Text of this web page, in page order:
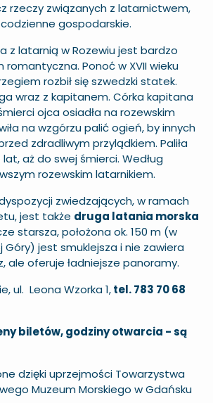
rzeczy związanych z latarnictwem,
gospodarskie.
z latarnią w Rozewiu jest bardzo
Ponoć w XVII wieku
rozbił się szwedzki statek.
wraz z kapitanem. Córka kapitana
ojca osiadła na rozewskim
na wzgórzu palić ogień, by innych
zdradliwym przylądkiem. Paliła
aż do swej śmierci. Według
rozewskim latarnikiem.
zwiedzających, w ramach
jest także druga latania morska
starsza, położona ok. 150 m (w
jest smuklejsza i nie zawiera
ale oferuje ładniejsze panoramy.
ul. Leona Wzorka 1,tel. 783 70 68
biletów, godziny otwarcia -są
dzięki uprzejmości Towarzystwa
Muzeum Morskiego w Gdańsku